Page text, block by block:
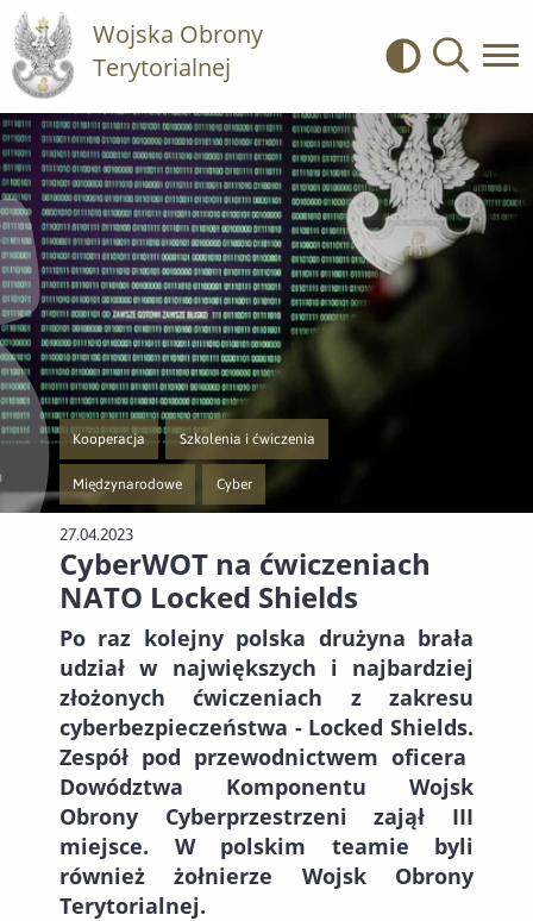
Wojska Obrony
Terytorialnej
Kontrast
Kooperacja
Przejście do nowej strony z listą publikacji o kategorii Kooperacja
Szkolenia i ćwiczenia
Przejście do nowej strony z listą publikacji o kategorii
Międzynarodowe
Przejście do nowej strony z listą publikacji o kategorii Międzynarodowe
Cyber
Przejście do nowej strony z listą publikacji o
27.04.2023
CyberWOT na ćwiczeniach
NATO Locked Shields
Po raz kolejny polska drużyna brała
udział w największych i najbardziej
złożonych ćwiczeniach z zakresu
cyberbezpieczeństwa - Locked Shields.
Zespół pod przewodnictwem oficera
Dowództwa Komponentu Wojsk
Obrony Cyberprzestrzeni zajął III
miejsce. W polskim teamie byli
również żołnierze Wojsk Obrony
Terytorialnej.